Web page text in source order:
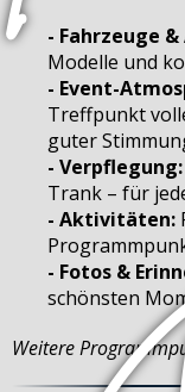
- Fahrzeuge
Modelle und
- Event-
Treffpunkt
guter
- Verpflegung:
Trank – für
- Aktivitäten:
- Fotos &
schönsten
Weitere